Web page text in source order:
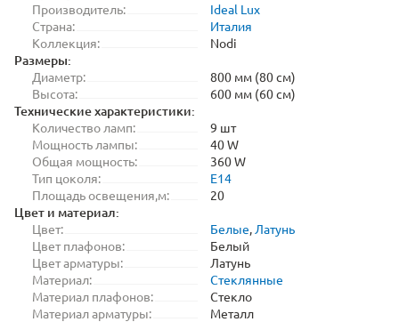
Производитель:
Ideal Lux
Страна:
Италия
Коллекция:
Nodi
Размеры:
Диаметр:
800 мм (80 см)
Высота:
600 мм (60 см)
Технические характеристики:
Количество ламп:
9 шт
Мощность лампы:
40 W
Общая мощность:
360 W
Тип цоколя:
E14
Площадь освещения,м:
20
Цвет и материал:
Цвет: Белые, Латунь
Цвет плафонов:
Белый
Цвет арматуры:
Латунь
Материал:
Стеклянные
Материал плафонов:
Стекло
Материал арматуры:
Металл